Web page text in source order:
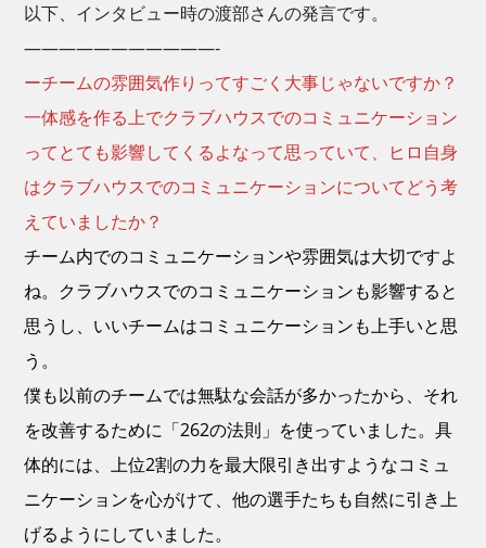
以下、インタビュー時の渡部さんの発言です。
———————————-
ーチームの雰囲気作りってすごく大事じゃないですか？
一体感を作る上でクラブハウスでのコミュニケーション
ってとても影響してくるよなって思っていて、ヒロ自身
はクラブハウスでのコミュニケーションについてどう考
えていましたか？
チーム内でのコミュニケーションや雰囲気は大切ですよ
ね。クラブハウスでのコミュニケーションも影響すると
思うし、いいチームはコミュニケーションも上手いと思
う。
僕も以前のチームでは無駄な会話が多かったから、それ
を改善するために「262の法則」を使っていました。具
体的には、上位2割の力を最大限引き出すようなコミュ
ニケーションを心がけて、他の選手たちも自然に引き上
げるようにしていました。